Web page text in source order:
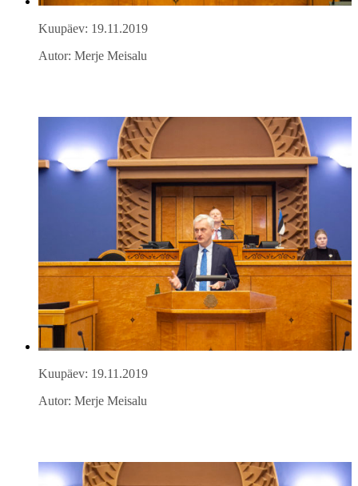
Kuupäev: 19.11.2019
Autor: Merje Meisalu
Kuupäev: 19.11.2019
Autor: Merje Meisalu